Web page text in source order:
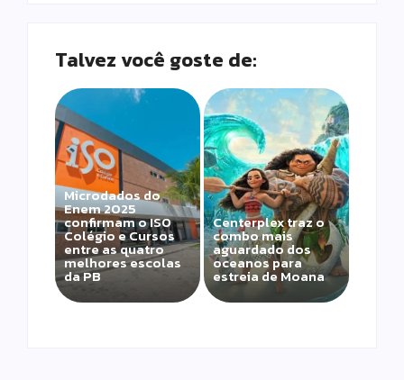
Talvez você goste de:
Microdados do
Enem 2025
confirmam o ISO
Colégio e Cursos
entre as quatro
melhores escolas
da PB
Centerplex traz o
combo mais
aguardado dos
oceanos para
estreia de Moana